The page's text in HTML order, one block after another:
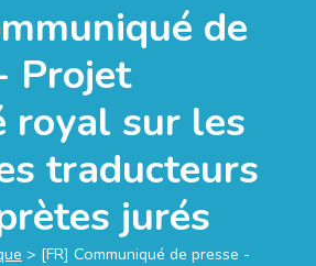
de
Projet
royal sur les
traducteurs
jurés
> [FR] Communiqué de presse -